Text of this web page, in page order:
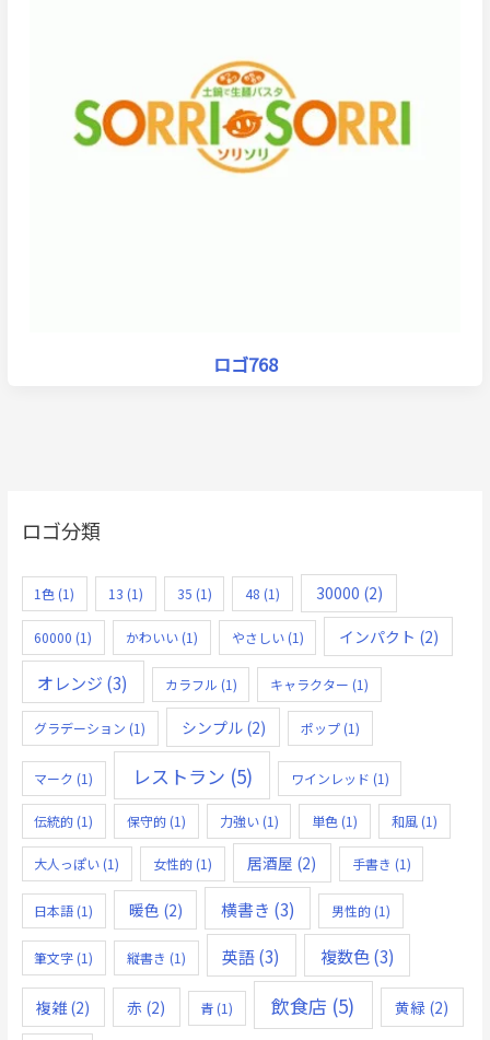
ロゴ768
ロゴ分類
1色 (1) 13 (1) 35 (1) 48 (1) 30000 (2)
60000 (1) かわいい (1) やさしい(1) インパクト (2)
オレンジ (3) カラフル (1) キャラクター (1)
グラデーション (1) シンプル(2) ポップ (1)
マーク (1) レストラン (5) ワインレッド (1)
伝統的 (1) 保守的 (1) 力強い(1) 単色 (1) 和風(1)
大人っぽい (1) 女性的 (1) 居酒屋 (2) 手書き (1)
日本語 (1) 暖色 (2) 横書き (3) 男性的 (1)
筆文字 (1) 縦書き (1) 英語(3) 複数色(3)
複雑 (2) 赤 (2) 青 (1) 飲食店 (5) 黄緑 (2)